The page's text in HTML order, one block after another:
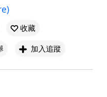
收藏
加入追蹤